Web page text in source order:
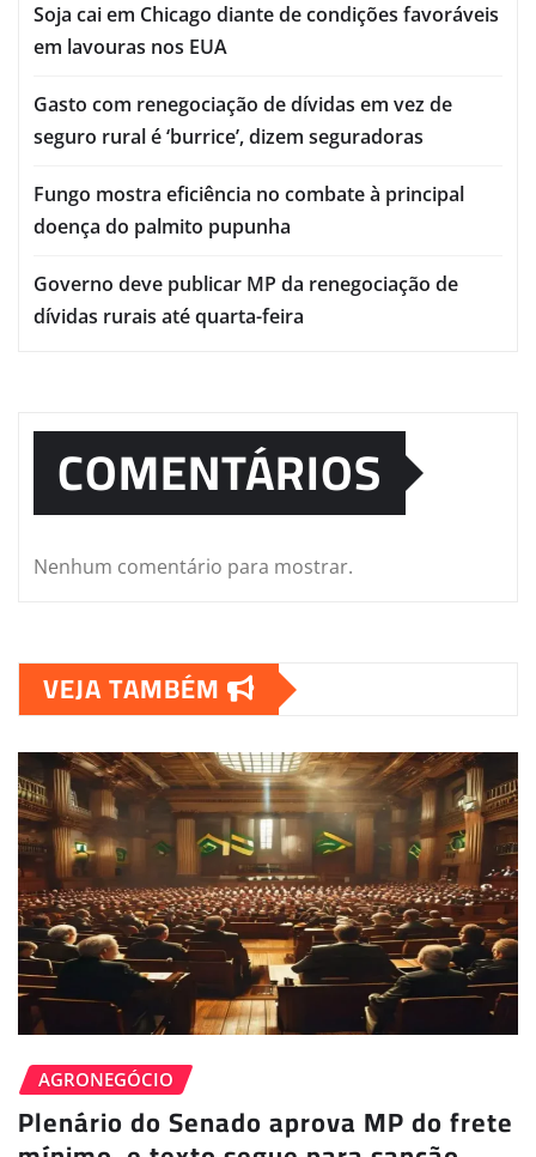
Soja cai em Chicago diante de condições favoráveis
em lavouras nos EUA
Gasto com renegociação de dívidas em vez de
seguro rural é ‘burrice’, dizem seguradoras
Fungo mostra eficiência no combate à principal
doença do palmito pupunha
Governo deve publicar MP da renegociação de
dívidas rurais até quarta-feira
COMENTÁRIOS
Nenhum comentário para mostrar.
VEJA TAMBÉM
AGRONEGÓCIO
Plenário do Senado aprova MP do frete